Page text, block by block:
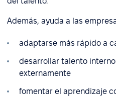
Además, ayuda a las
adaptarse más rápido a
desarrollar talento
externamente
fomentar el aprendizaje